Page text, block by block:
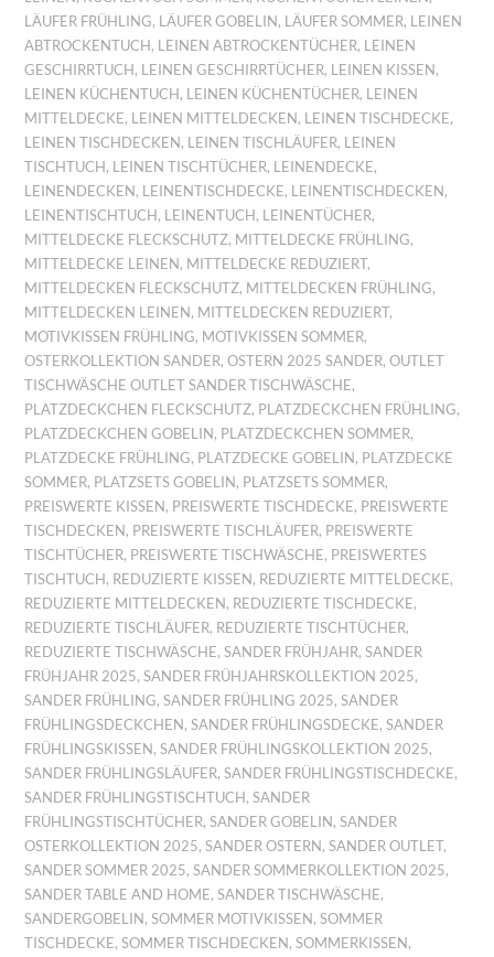
LÄUFER FRÜHLING, LÄUFER GOBELIN, LÄUFER SOMMER, LEINEN
ABTROCKENTUCH, LEINEN ABTROCKENTÜCHER, LEINEN
GESCHIRRTUCH, LEINEN GESCHIRRTÜCHER, LEINEN KISSEN,
LEINEN KÜCHENTUCH, LEINEN KÜCHENTÜCHER, LEINEN
MITTELDECKE, LEINEN MITTELDECKEN, LEINEN TISCHDECKE,
LEINEN TISCHDECKEN, LEINEN TISCHLÄUFER, LEINEN
TISCHTUCH, LEINEN TISCHTÜCHER, LEINENDECKE,
LEINENDECKEN, LEINENTISCHDECKE, LEINENTISCHDECKEN,
LEINENTISCHTUCH, LEINENTUCH, LEINENTÜCHER,
MITTELDECKE FLECKSCHUTZ, MITTELDECKE FRÜHLING,
MITTELDECKE LEINEN, MITTELDECKE REDUZIERT,
MITTELDECKEN FLECKSCHUTZ, MITTELDECKEN FRÜHLING,
MITTELDECKEN LEINEN, MITTELDECKEN REDUZIERT,
MOTIVKISSEN FRÜHLING, MOTIVKISSEN SOMMER,
OSTERKOLLEKTION SANDER,OSTERN 2025 SANDER,OUTLET
TISCHWÄSCHE OUTLET SANDER TISCHWÄSCHE,
PLATZDECKCHEN FLECKSCHUTZ, PLATZDECKCHEN FRÜHLING,
PLATZDECKCHEN GOBELIN, PLATZDECKCHEN SOMMER,
PLATZDECKE FRÜHLING, PLATZDECKE GOBELIN, PLATZDECKE
SOMMER, PLATZSETS GOBELIN, PLATZSETS SOMMER,
PREISWERTE KISSEN, PREISWERTE TISCHDECKE, PREISWERTE
TISCHDECKEN, PREISWERTE TISCHLÄUFER, PREISWERTE
TISCHTÜCHER, PREISWERTE TISCHWÄSCHE, PREISWERTES
TISCHTUCH, REDUZIERTE KISSEN, REDUZIERTE MITTELDECKE,
REDUZIERTE MITTELDECKEN, REDUZIERTE TISCHDECKE,
REDUZIERTE TISCHLÄUFER, REDUZIERTE TISCHTÜCHER,
REDUZIERTE TISCHWÄSCHE,SANDER FRÜHJAHR,SANDER
FRÜHJAHR 2025,SANDER FRÜHJAHRSKOLLEKTION 2025,
SANDER FRÜHLING,SANDER FRÜHLING 2025,SANDER
FRÜHLINGSDECKCHEN,SANDER FRÜHLINGSDECKE,SANDER
FRÜHLINGSKISSEN,SANDER FRÜHLINGSKOLLEKTION 2025,
SANDER FRÜHLINGSLÄUFER,SANDER FRÜHLINGSTISCHDECKE,
SANDER FRÜHLINGSTISCHTUCH,SANDER
FRÜHLINGSTISCHTÜCHER,SANDER GOBELIN,SANDER
OSTERKOLLEKTION 2025,SANDER OSTERN,SANDER OUTLET,
SANDER SOMMER 2025,SANDER SOMMERKOLLEKTION 2025,
SANDER TABLE AND HOME,SANDER TISCHWÄSCHE,
SANDERGOBELIN,SOMMER MOTIVKISSEN,SOMMER
TISCHDECKE,SOMMER TISCHDECKEN,SOMMERKISSEN,